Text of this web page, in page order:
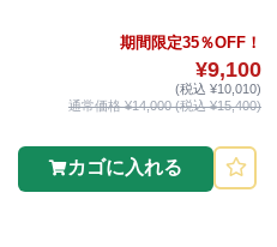
期間限定35％OFF！
¥9,100
(税込 ¥10,010)
通常価格 ¥14,000 (税込 ¥15,400)
カゴに入れる